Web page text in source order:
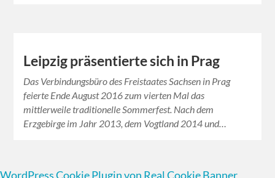
Leipzig präsentierte sich in Prag
Das Verbindungsbüro des Freistaates Sachsen in Prag
feierte Ende August 2016 zum vierten Mal das
mittlerweile traditionelle Sommerfest. Nach dem
Erzgebirge im Jahr 2013, dem Vogtland 2014 und…
WordPress Cookie Plugin von Real Cookie Banner